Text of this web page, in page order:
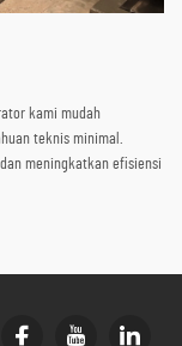
kami mudah
teknis minimal.
meningkatkan efisiensi